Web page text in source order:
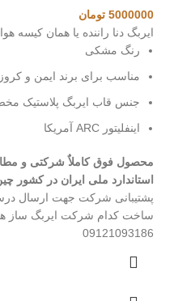
5000000 تومان
ایربگ دنا راننده یا همان کیسه
رنگ مشکی
مناسب برای برند ایمن و کروز
جنس قاب ایربگ پلاستیک
اینفلیتور ARC آمریکا
محصول فوق کاملاٌ شرکتی و
استاندارد ملی ایران در
پشتیبانی شرکت جهت ارسال
ساخت کدام شرکت ایربگ ساز
09121093186